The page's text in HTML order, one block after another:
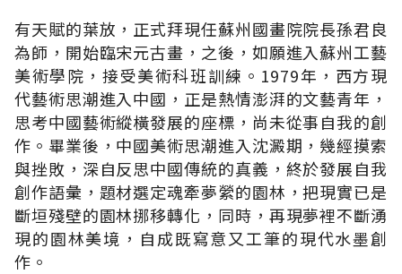
有天賦的葉放，正式拜現任蘇州國畫院院長孫君良
為師，開始臨宋元古畫，之後，如願進入蘇州工藝
美術學院，接受美術科班訓練。1979年，西方現
代藝術思潮進入中國，正是熱情澎湃的文藝青年，
思考中國藝術縱橫發展的座標，尚未從事自我的創
作。畢業後，中國美術思潮進入沈澱期，幾經摸索
與挫敗，深自反思中國傳統的真義，終於發展自我
創作語彙，題材選定魂牽夢縈的園林，把現實已是
斷垣殘壁的園林挪移轉化，同時，再現夢裡不斷湧
現的園林美境，自成既寫意又工筆的現代水墨創
作。